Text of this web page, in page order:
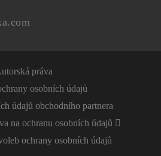
práva
osobních údajů
údajů obchodního partnera
na ochranu osobních údajů
ochrany osobních údajů